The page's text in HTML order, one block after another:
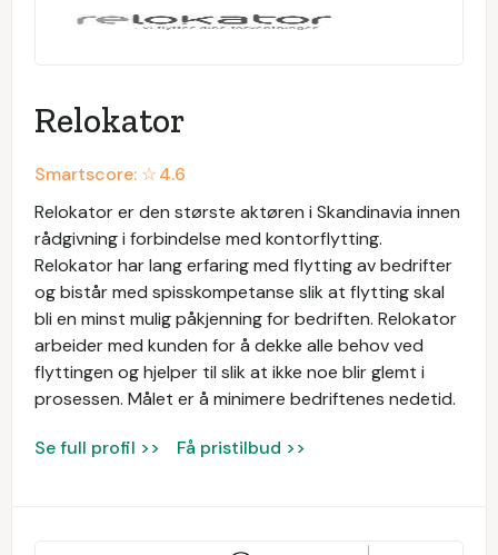
Relokator
Smartscore: ☆4.6
Relokator er den største aktøren i Skandinavia innen
rådgivning i forbindelse med kontorflytting.
Relokator har lang erfaring med flytting av bedrifter
og bistår med spisskompetanse slik at flytting skal
bli en minst mulig påkjenning for bedriften. Relokator
arbeider med kunden for å dekke alle behov ved
flyttingen og hjelper til slik at ikke noe blir glemt i
prosessen. Målet er å minimere bedriftenes nedetid.
Se full profil >> Få pristilbud >>